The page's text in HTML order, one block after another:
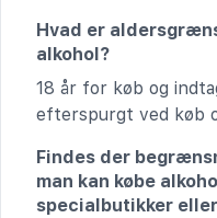
Hvad er
alkohol?
18 år for køb og
efterspurgt ved køb
Findes der
man kan købe
specialbutikker